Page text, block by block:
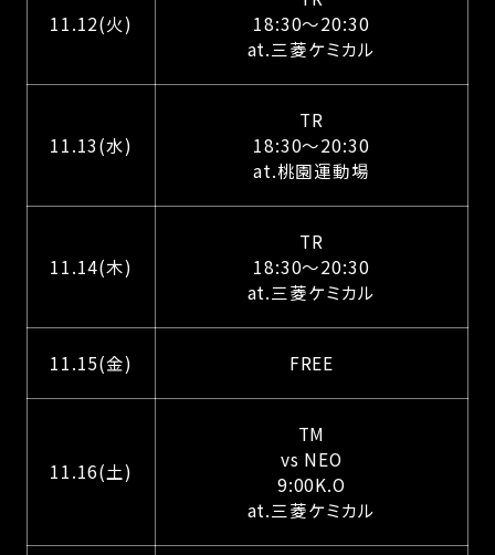
11.12(火)
18:30〜20:30
at.三菱ケミカル
11.13(水)
TR
18:30〜20:30
at.桃園運動場
11.14(木)
TR
18:30〜20:30
at.三菱ケミカル
11.15(金) FREE
11.16(土)
TM
vs NEO
9:00K.O
at.三菱ケミカル